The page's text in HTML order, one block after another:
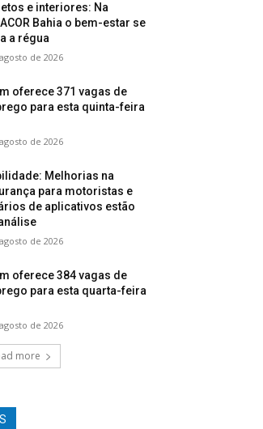
e interiores: Na
Bahia o bem-estar se
a régua
de 2026
oferece 371 vagas de
para esta quinta-feira
de 2026
Melhorias na
para motoristas e
de aplicativos estão
de 2026
oferece 384 vagas de
para esta quarta-feira
de 2026
more